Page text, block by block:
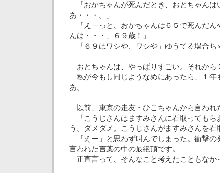
「おかちゃんが死んだとき、おとちゃんは
あ・・・。」
「えーっと、おかちゃんは６５で死んだん
んは・・・、６９歳！」
「６９はワシや、ワシや」ゆうてる場合ち
おとちゃんは、やっぱりすごい。それから
私が今もし同じようなめにあったら、１年
あ。
以前、東京の走友・ひこちゃんから言われ
「こうじさんはますみさんに看取ってもら
う。ダメダメ。こうじさんがますみさんを看
「えー」と思わず叫んでしまった。衝撃の
言われた言葉の中の最絶頂です。
正直言って、そんなこと考えたこともなか